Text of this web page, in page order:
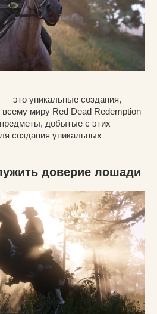
это уникальные создания,
миру Red Dead Redemption
добытые с этих
создания уникальных
доверие лошади